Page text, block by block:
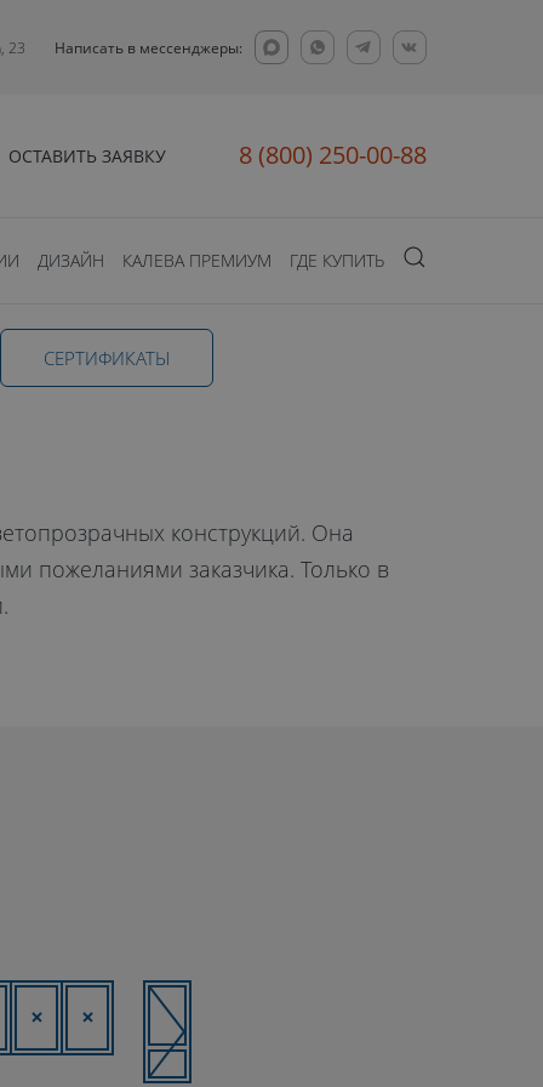
23 Написать в мессенджеры:
ОСТАВИТЬ ЗАЯВКУ 8 (800) 250-00-88
ДИЗАЙН КАЛЕВА ПРЕМИУМ ГДЕ КУПИТЬ
CЕРТИФИКАТЫ
конструкций. Она
пожеланиями заказчика. Только в